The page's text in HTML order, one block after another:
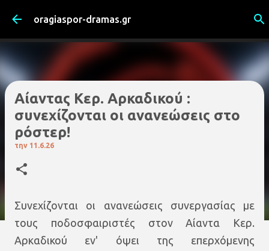
Μετάβαση στο κύριο περιεχόμενο
oragiaspor-dramas.gr
Αίαντας Κερ. Αρκαδικού :
συνεχίζονται οι ανανεώσεις στο
ρόστερ!
την 11.6.26
Συνεχίζονται οι ανανεώσεις συνεργασίας με
τους ποδοσφαιριστές στον Αίαντα Κερ.
Αρκαδικού εν' όψει της επερχόμενης